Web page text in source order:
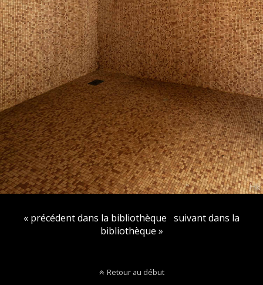
« précédent dans la bibliothèque suivant dans la
bibliothèque »
Retour au début